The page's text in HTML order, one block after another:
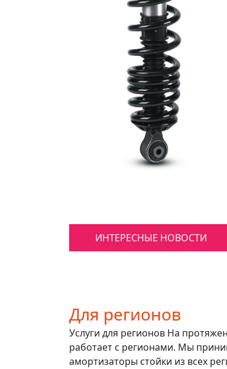
ИНТЕРЕСНЫЕ НОВОСТИ
Для регионов
Услуги для регионов На
работает с регионами. Мы
амортизаторы стойки из всех